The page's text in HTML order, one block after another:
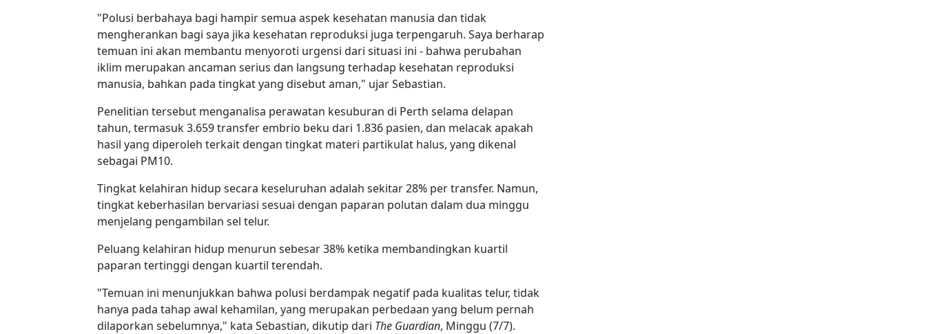
"Polusi berbahaya bagi hampir semua aspek kesehatan manusia dan tidak
mengherankan bagi saya jika kesehatan reproduksi juga terpengaruh. Saya berharap
temuan ini akan membantu menyoroti urgensi dari situasi ini - bahwa perubahan
iklim merupakan ancaman serius dan langsung terhadap kesehatan reproduksi
manusia, bahkan pada tingkat yang disebut aman," ujar Sebastian.
Penelitian tersebut menganalisa perawatan kesuburan di Perth selama delapan
tahun, termasuk 3.659 transfer embrio beku dari 1.836 pasien, dan melacak apakah
hasil yang diperoleh terkait dengan tingkat materi partikulat halus, yang dikenal
sebagai PM10.
Tingkat kelahiran hidup secara keseluruhan adalah sekitar 28% per transfer. Namun,
tingkat keberhasilan bervariasi sesuai dengan paparan polutan dalam dua minggu
menjelang pengambilan sel telur.
Peluang kelahiran hidup menurun sebesar 38% ketika membandingkan kuartil
paparan tertinggi dengan kuartil terendah.
"Temuan ini menunjukkan bahwa polusi berdampak negatif pada kualitas telur, tidak
hanya pada tahap awal kehamilan, yang merupakan perbedaan yang belum pernah
dilaporkan sebelumnya," kata Sebastian, dikutip dari The Guardian, Minggu (7/7).